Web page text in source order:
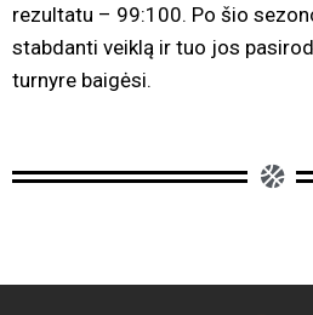
rezultatu – 99:100. Po šio
stabdanti veiklą ir tuo jos
turnyre baigėsi.